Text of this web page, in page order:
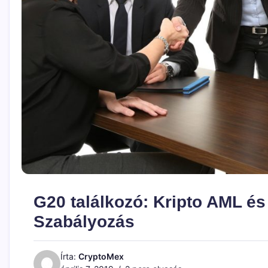
G20 találkozó: Kripto AML
Szabályozás
Írta: CryptoMex